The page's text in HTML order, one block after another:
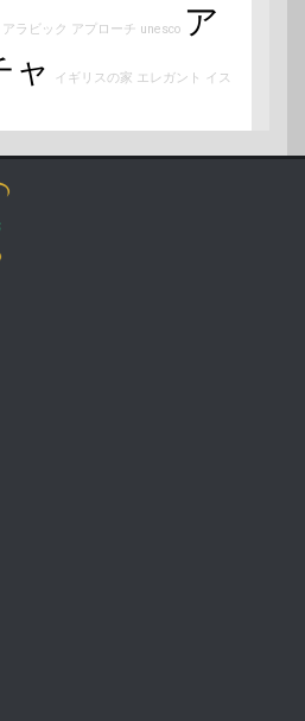
アラビック アプローチ unesco ア
ャ
イギリスの家 エレガント
イス